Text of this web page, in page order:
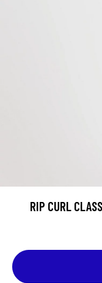
RIP CURL